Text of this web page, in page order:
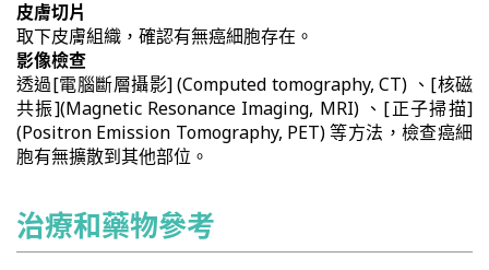
皮膚切片
取下皮膚組織，確認有無癌細胞存在。
影像檢查
透過[電腦斷層攝影] (Computed tomography, CT) 、[核磁
共振](Magnetic Resonance Imaging, MRI) 、[正子掃描]
(Positron Emission Tomography, PET) 等方法，檢查癌細
胞有無擴散到其他部位。
治療和藥物參考